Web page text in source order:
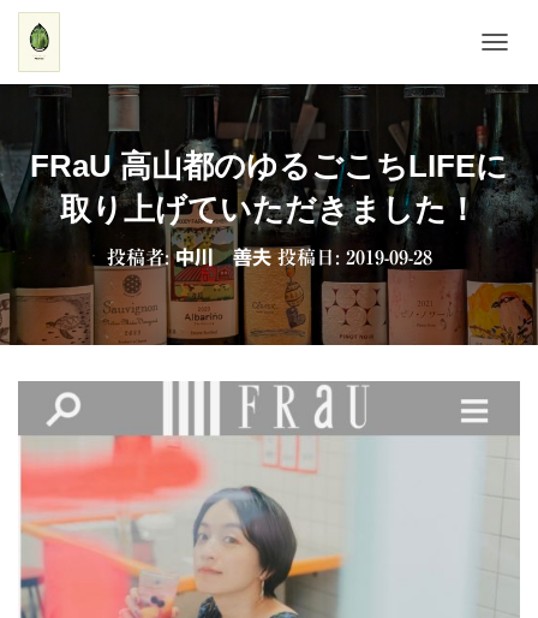
ビ
ゲ
ー
シ
ョ
ン
を
替
え
FRaU 高山都のゆるごこちLIFEに
取り上げていただきました！
投稿者:中川 善夫投稿日: 2019-09-28